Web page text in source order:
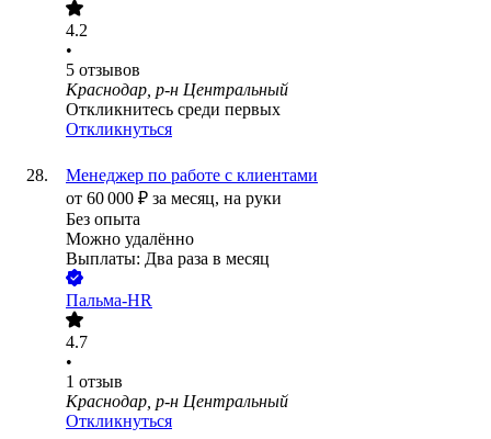
4.2
•
5 отзывов
Краснодар, р-н Центральный
Откликнитесь среди первых
Откликнуться
Менеджер по работе с клиентами
от 60 000 ₽ за месяц, на руки
Без опыта
Можно удалённо
Выплаты: Два раза в месяц
Пальма-HR
4.7
•
1 отзыв
Краснодар, р-н Центральный
Откликнуться